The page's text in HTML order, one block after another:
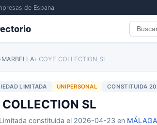
de Espana
›MARBELLA› COYE COLLECTION SL
LIMITADA UNIPERSONAL CONSTITUIDA
COLLECTION SL
constituida el 2026-04-23 en MÁLAGA